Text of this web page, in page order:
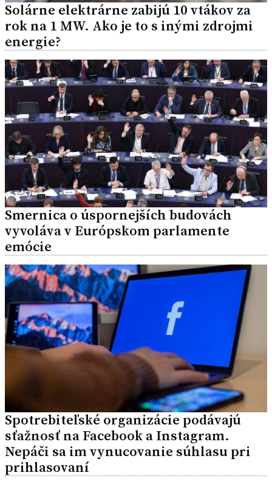
Solárne elektrárne zabijú 10 vtákov za
rok na 1 MW. Ako je to s inými zdrojmi
energie?
Smernica o úspornejších budovách
vyvoláva v Európskom parlamente
emócie
Spotrebiteľské organizácie podávajú
sťažnosť na Facebook a Instagram.
Nepáči sa im vynucovanie súhlasu pri
prihlasovaní